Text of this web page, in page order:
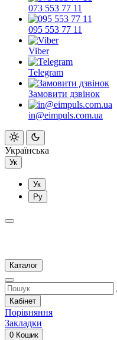
073 553 77 11
095 553 77 11
Viber
Telegram
Замовити дзвінок
in@eimpuls.com.ua
Українська
Ук
Ук
Ру
Каталог
Кабінет
Порівняння
Закладки
0 Кошик